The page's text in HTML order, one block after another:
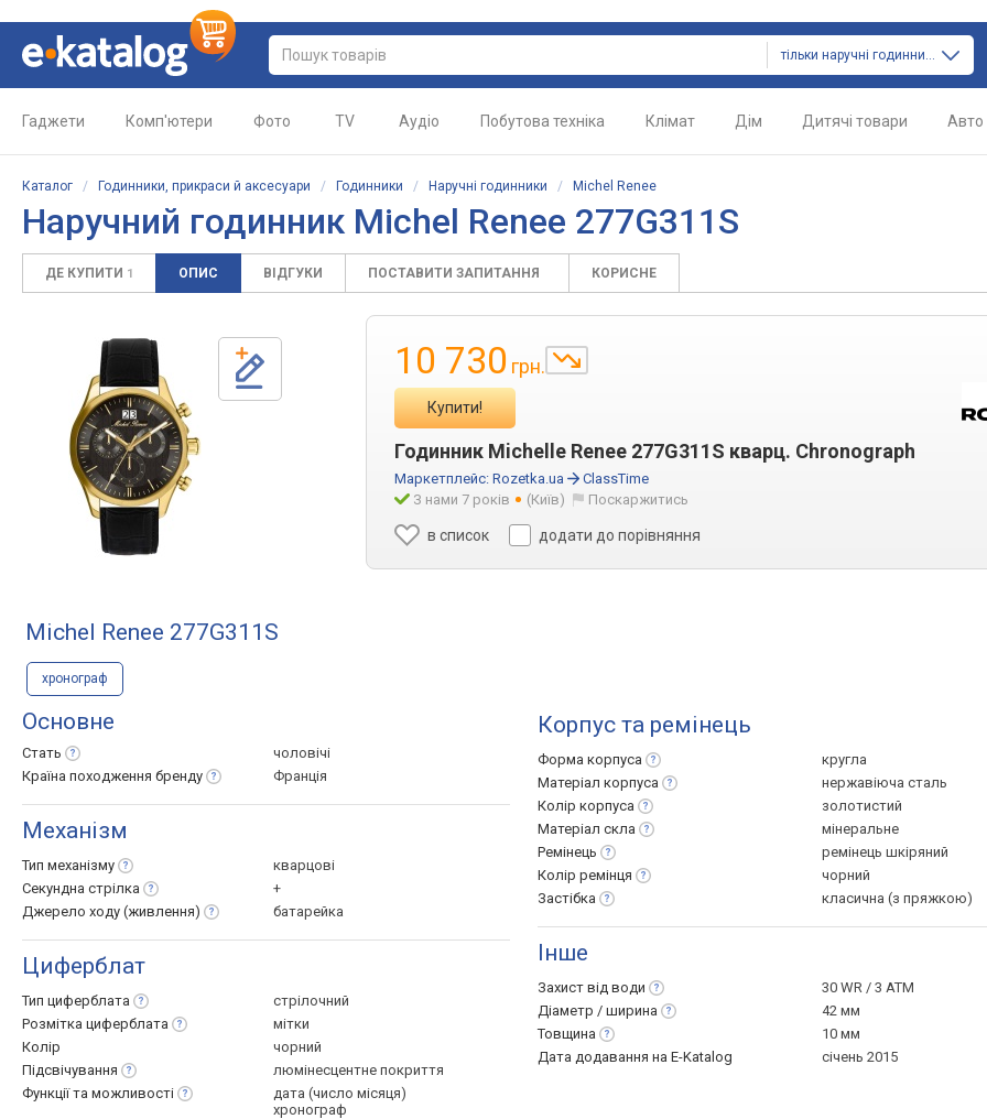
тільки наручні годинники
Гаджети Комп'ютери Фото TV Аудіо Побутова техніка Клімат Дім Дитячі товари Авто
Каталог / Годинники, прикраси й аксесуари / Годинники / Наручні годинники / Michel Renee
Наручний годинник Michel Renee 277G311S
ДЕ КУПИТИ 1 ОПИС ВІДГУКИ ПОСТАВИТИ ЗАПИТАННЯ КОРИСНЕ
10 730 грн.
Купити!
Годинник Michelle Renee 277G311S кварц. Chronograph
Маркетплейс: Rozetka.ua
ClassTime
З нами 7 років
(Київ) Поскаржитись
в список додати до порівняння
Michel Renee 277G311S
хронограф
Основне
Стать
чоловічі
Країна походження бренду Франція
Механізм
Тип механізму
кварцові
Секундна стрілка
+
Джерело ходу (живлення) батарейка
Циферблат
Тип циферблата
стрілочний
Розмітка циферблата
мітки
Колір
чорний
Підсвічування
люмінесцентне покриття
Функції та можливості
дата (число місяця)
хронограф
Корпус та ремінець
Форма корпуса
кругла
Матеріал корпуса
нержавіюча сталь
Колір корпуса
золотистий
Матеріал скла
мінеральне
Ремінець
ремінець шкіряний
Колір ремінця
чорний
Застібка
класична (з пряжкою)
Інше
Захист від води
30 WR / 3 ATM
Діаметр / ширина
42 мм
Товщина
10 мм
Дата додавання на E-Katalog
січень 2015